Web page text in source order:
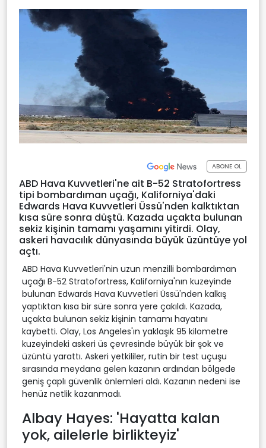
ABONE OL
ABD Hava Kuvvetleri'ne ait B-52 Stratofortress
tipi bombardıman uçağı, Kaliforniya'daki
Edwards Hava Kuvvetleri Üssü'nden kalktıktan
kısa süre sonra düştü. Kazada uçakta bulunan
sekiz kişinin tamamı yaşamını yitirdi. Olay,
askeri havacılık dünyasında büyük üzüntüye yol
açtı.
ABD Hava Kuvvetleri'nin uzun menzilli bombardıman
uçağı B-52 Stratofortress, Kaliforniya'nın kuzeyinde
bulunan Edwards Hava Kuvvetleri Üssü'nden kalkış
yaptıktan kısa bir süre sonra yere çakıldı. Kazada,
uçakta bulunan sekiz kişinin tamamı hayatını
kaybetti. Olay, Los Angeles'ın yaklaşık 95 kilometre
kuzeyindeki askeri üs çevresinde büyük bir şok ve
üzüntü yarattı. Askeri yetkililer, rutin bir test uçuşu
sırasında meydana gelen kazanın ardından bölgede
geniş çaplı güvenlik önlemleri aldı. Kazanın nedeni ise
henüz netlik kazanmadı.
Albay Hayes: 'Hayatta kalan
yok, ailelerle birlikteyiz'